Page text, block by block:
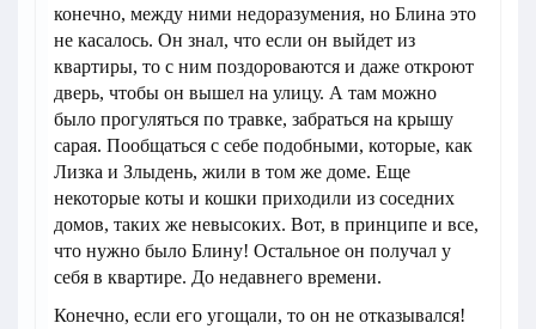
конечно, между ними недоразумения, но Блина это
не касалось. Он знал, что если он выйдет из
квартиры, то с ним поздороваются и даже откроют
дверь, чтобы он вышел на улицу. А там можно
было прогуляться по травке, забраться на крышу
сарая. Пообщаться с себе подобными, которые, как
Лизка и Злыдень, жили в том же доме. Еще
некоторые коты и кошки приходили из соседних
домов, таких же невысоких. Вот, в принципе и все,
что нужно было Блину! Остальное он получал у
себя в квартире. До недавнего времени.
Конечно, если его угощали, то он не отказывался!